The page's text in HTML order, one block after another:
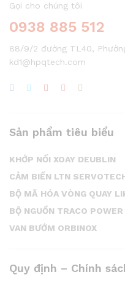
Gọi cho chúng tôi
0938 885 512
88/9/2 đường TL40,
kd1@hpqtech.com
Sản phẩm tiêu biểu
KHỚP NỐI XOAY DEUBLIN
CẢM BIẾN LTN
BỘ MÃ HÓA VÒNG QUAY
BỘ NGUỒN TRACO POWER
VAN BƯỚM ORBINOX
Quy định – Chính